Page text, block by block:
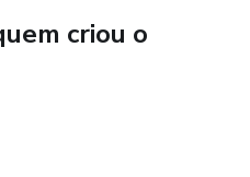
criou o